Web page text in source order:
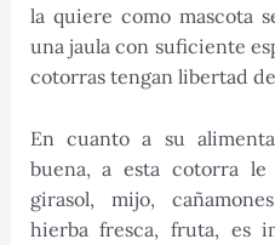
la quiere como mascota
una jaula con suficiente
cotorras tengan libertad
En cuanto a su
buena, a esta cotorra le
girasol, mijo,
hierba fresca, fruta, es